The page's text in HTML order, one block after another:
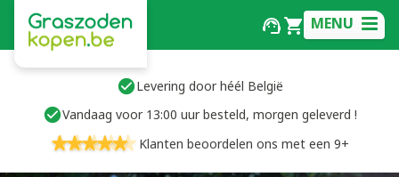
MENU
Levering door héél België
Vandaag voor 13:00 uur besteld, morgen geleverd !
Klanten beoordelen ons met een 9+